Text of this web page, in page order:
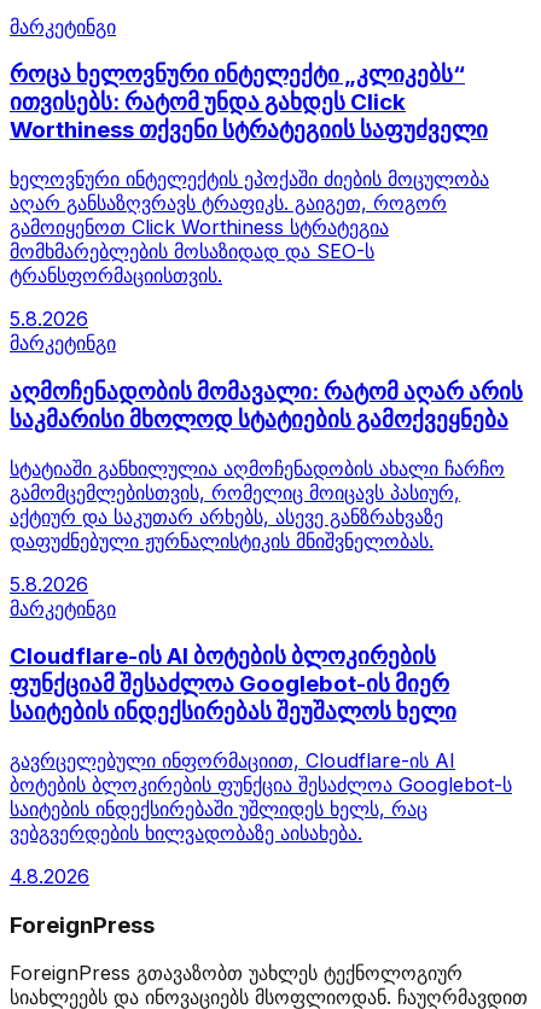
მარკეტინგი
როცა ხელოვნური ინტელექტი „კლიკებს“
ითვისებს: რატომ უნდა გახდეს Click
Worthiness თქვენი სტრატეგიის საფუძველი
ხელოვნური ინტელექტის ეპოქაში ძიების მოცულობა
აღარ განსაზღვრავს ტრაფიკს. გაიგეთ, როგორ
გამოიყენოთ Click Worthiness სტრატეგია
მომხმარებლების მოსაზიდად და SEO-ს
ტრანსფორმაციისთვის.
5.8.2026
მარკეტინგი
აღმოჩენადობის მომავალი: რატომ აღარ არის
საკმარისი მხოლოდ სტატიების გამოქვეყნება
სტატიაში განხილულია აღმოჩენადობის ახალი ჩარჩო
გამომცემლებისთვის, რომელიც მოიცავს პასიურ,
აქტიურ და საკუთარ არხებს, ასევე განზრახვაზე
დაფუძნებული ჟურნალისტიკის მნიშვნელობას.
5.8.2026
მარკეტინგი
Cloudflare-ის AI ბოტების ბლოკირების
ფუნქციამ შესაძლოა Googlebot-ის მიერ
საიტების ინდექსირებას შეუშალოს ხელი
გავრცელებული ინფორმაციით, Cloudflare-ის AI
ბოტების ბლოკირების ფუნქცია შესაძლოა Googlebot-ს
საიტების ინდექსირებაში უშლიდეს ხელს, რაც
ვებგვერდების ხილვადობაზე აისახება.
4.8.2026
ForeignPress
ForeignPress გთავაზობთ უახლეს ტექნოლოგიურ
სიახლეებს და ინოვაციებს მსოფლიოდან. ჩაუღრმავდით